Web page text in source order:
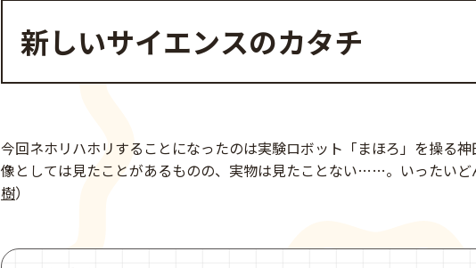
新しいサイエンスのカタチ
今回ネホリハホリすることになったのは実験ロボット「まほろ」を操る
像としては見たことがあるものの、実物は見たことない……。いったいど
樹）